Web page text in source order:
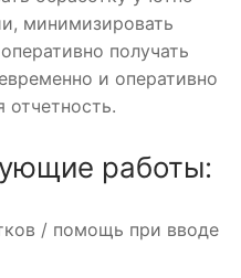
минимизировать
получать
и оперативно
работы:
/ помощь при вводе